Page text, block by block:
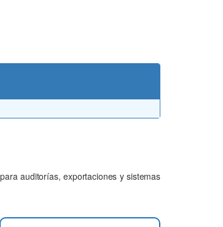
auditorías, exportaciones y sistemas